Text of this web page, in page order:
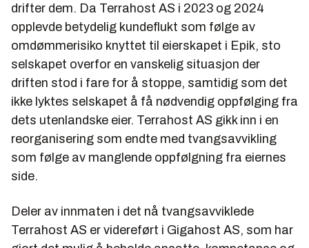
7) Når startet du planleggingen med å overta driften
selv gjennom et nytt selskap, Gigahost? Skjedde
dette før eller etter at problemene med kundeflukt
og søksmål eskalerte?
8) Gigahost knytter egen historie direkte til 2006 på
hjemmesidene sine, men ble etablert i 2024. Dere
historien det siktes til. I hvilken grad er det viktig for
dere å ta avstand til Terrahost eller det forrige
9) Sluttinnberetningen viser to søksmål fra DAZN
drifter dem. Da Terrahost AS i 2023 og 2024
opplevde betydelig kundeflukt som følge av
omdømmerisiko knyttet til eierskapet i Epik, sto
selskapet overfor en vanskelig situasjon der
driften stod i fare for å stoppe, samtidig som det
ikke lyktes selskapet å få nødvendig oppfølging fra
dets utenlandske eier. Terrahost AS gikk inn i en
reorganisering som endte med tvangsavvikling
som følge av manglende oppfølgning fra eiernes
side.
Deler av innmaten i det nå tvangsavviklede
Terrahost AS er videreført i Gigahost AS, som har